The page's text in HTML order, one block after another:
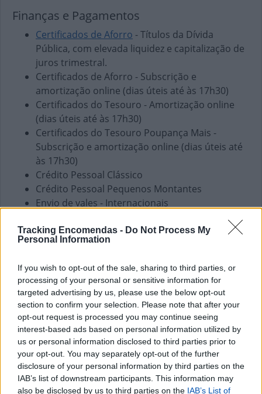
Tracking Encomendas - Do Not Process My
Personal Information
If you wish to opt-out of the sale, sharing to third parties, or
processing of your personal or sensitive information for
targeted advertising by us, please use the below opt-out
section to confirm your selection. Please note that after your
opt-out request is processed you may continue seeing
interest-based ads based on personal information utilized by
us or personal information disclosed to third parties prior to
your opt-out. You may separately opt-out of the further
disclosure of your personal information by third parties on the
IAB’s list of downstream participants. This information may
also be disclosed by us to third parties on the IAB’s List of
Finanças e Pagamentos
Certificados de Aforro - Títulos da Dívida
Pública, com elevada liquidez e capitalização de
juros trimestral.
Certificados de Aforro - Subscrição e
amortização online (dias úteis até às 17h30)
Certificados do Tesouro - Amortização online
(dias úteis até às 17h30)
Certificados do Tesouro Poupança Mais -
Subscrição e amortização online (dias úteis até
às 17h30)
Crédito Pessoal Clássico
Crédito Pessoal Pequenos Montantes
Envio de vales - Internacionais
Fundos de Investimento
PPR
Pagamento de Faturas
Pagamento de Impostos
Pagamento de Portagens
Pagamento de Vales
Seguros Capitalização
Seguros Reais
Western Union
Outros Serviços